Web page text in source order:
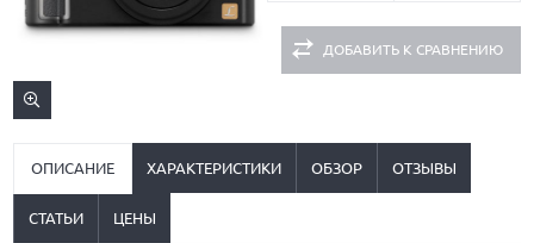
ДОБАВИТЬ К СРАВНЕНИЮ
ОПИСАНИЕ ХАРАКТЕРИСТИКИ ОБЗОР ОТЗЫВЫ
СТАТЬИ ЦЕНЫ